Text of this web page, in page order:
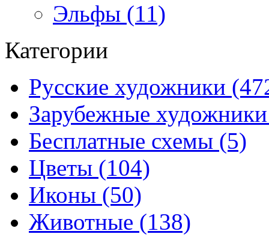
Эльфы (11)
Категории
Русские художники
Зарубежные
Бесплатные схемы (5)
Цветы (104)
Иконы (50)
Животные (138)